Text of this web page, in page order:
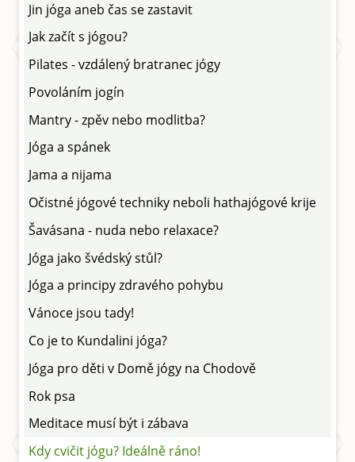
Jin jóga aneb čas se zastavit
Jak začít s jógou?
Pilates - vzdálený bratranec jógy
Povoláním jogín
Mantry - zpěv nebo modlitba?
Jóga a spánek
Jama a nijama
Očistné jógové techniky neboli hathajógové krije
Šavásana - nuda nebo relaxace?
Jóga jako švédský stůl?
Jóga a principy zdravého pohybu
Vánoce jsou tady!
Co je to Kundalini jóga?
Jóga pro děti v Domě jógy na Chodově
Rok psa
Meditace musí být i zábava
Kdy cvičit jógu? Ideálně ráno!